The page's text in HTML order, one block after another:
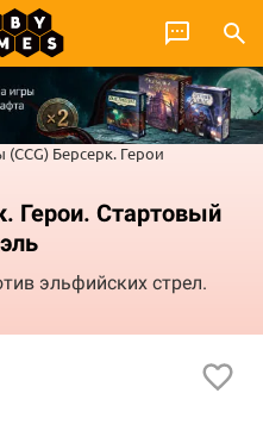
Берсерк. Герои
Герои. Стартовый
эльфийских стрел.